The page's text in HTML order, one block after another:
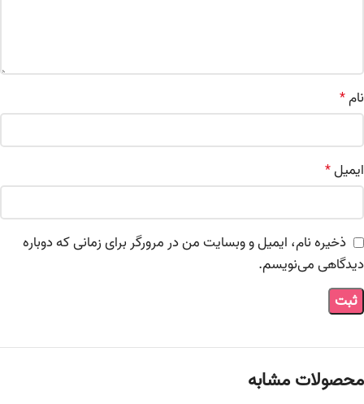
نام*
ایمیل*
ذخیره نام، ایمیل و وبسایت من در مرورگر برای زمانی که دوباره
دیدگاهی می‌نویسم.
محصولات مشابه